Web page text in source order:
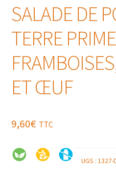
SALADE DE
TERRE
ET ŒUF
9,60€ TTC
UGS : 1327-